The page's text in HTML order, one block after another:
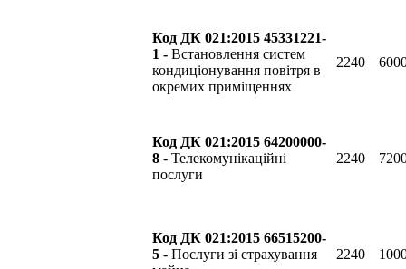
Код ДК 021:2015 45331221-
1 - Встановлення систем
кондиціонування повітря в
окремих приміщеннях
2240
Код ДК 021:2015 64200000-
8 - Телекомунікаційні
послуги
2240
Код ДК 021:2015 66515200-
5 - Послуги зі страхування
2240